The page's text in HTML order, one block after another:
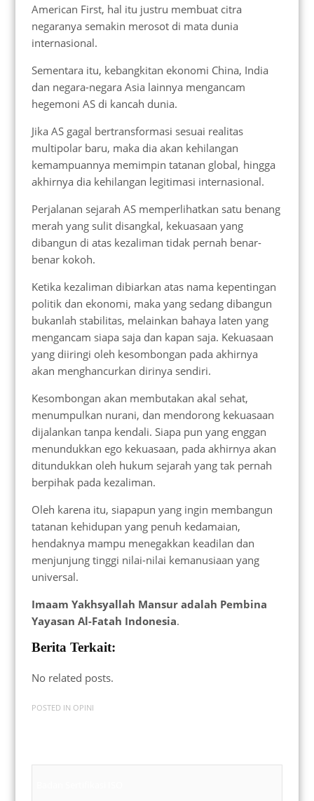
American First, hal itu justru membuat citra
negaranya semakin merosot di mata dunia
internasional.
Sementara itu, kebangkitan ekonomi China, India
dan negara-negara Asia lainnya mengancam
hegemoni AS di kancah dunia.
Jika AS gagal bertransformasi sesuai realitas
multipolar baru, maka dia akan kehilangan
kemampuannya memimpin tatanan global, hingga
akhirnya dia kehilangan legitimasi internasional.
Perjalanan sejarah AS memperlihatkan satu benang
merah yang sulit disangkal, kekuasaan yang
dibangun di atas kezaliman tidak pernah benar-
benar kokoh.
Ketika kezaliman dibiarkan atas nama kepentingan
politik dan ekonomi, maka yang sedang dibangun
bukanlah stabilitas, melainkan bahaya laten yang
mengancam siapa saja dan kapan saja. Kekuasaan
yang diiringi oleh kesombongan pada akhirnya
akan menghancurkan dirinya sendiri.
Kesombongan akan membutakan akal sehat,
menumpulkan nurani, dan mendorong kekuasaan
dijalankan tanpa kendali. Siapa pun yang enggan
menundukkan ego kekuasaan, pada akhirnya akan
ditundukkan oleh hukum sejarah yang tak pernah
berpihak pada kezaliman.
Oleh karena itu, siapapun yang ingin membangun
tatanan kehidupan yang penuh kedamaian,
hendaknya mampu menegakkan keadilan dan
menjunjung tinggi nilai-nilai kemanusiaan yang
universal.
Imaam Yakhsyallah Mansur adalah Pembina
Yayasan Al-Fatah Indonesia.
Berita Terkait:
No related posts.
POSTED IN OPINI